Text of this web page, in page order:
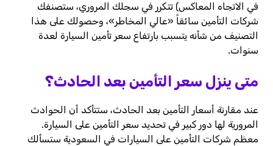
في الاتجاه المعاكس) تتكرر في سجلك المروري، ستصنفك
شركات التأمين سائقاً «عالي المخاطر»، وحصولك على هذا
التصنيف من شأنه يتسبب بارتفاع سعر تأمين السيارة لعدة
سنوات.
متى ينزل سعر التأمين بعد الحادث؟
عند مقارنة أسعار التأمين بعد الحادث، ستتأكد أن الحوادث
المرورية لها دور كبير في تحديد سعر التأمين على السيارة.
معظم شركات التأمين على السيارات في السعودية ستسألك